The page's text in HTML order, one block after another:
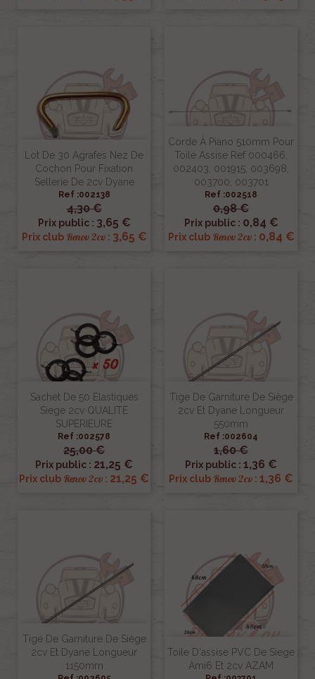
Lot De 30 Agrafes Nez De
Cochon Pour Fixation
Sellerie De 2cv Dyane
Ref :002138
4,30 €
Prix public : 3,65 €
Prix club Renov 2cv: 3,65 €
Corde À Piano 510mm Pour
Toile Assise Ref 000466,
002403, 001915, 003698,
003700, 003701
Ref :002518
0,98 €
Prix public : 0,84 €
Prix club Renov 2cv: 0,84 €
Sachet De 50 Elastiques
Siege 2cv QUALITE
SUPERIEURE
Ref :002578
25,00 €
Prix public : 21,25 €
Prix club Renov 2cv : 21,25 €
Tige De Garniture De Siège
2cv Et Dyane Longueur
550mm
Ref :002604
1,60 €
Prix public : 1,36 €
Prix club Renov 2cv : 1,36 €
Tige De Garniture De Siège
2cv Et Dyane Longueur
1150mm
Toile D'assise PVC De Siege
Ami6 Et 2cv AZAM